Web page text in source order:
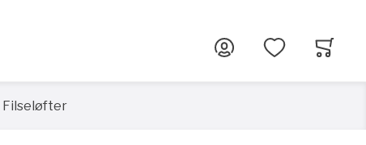
Filseløfter